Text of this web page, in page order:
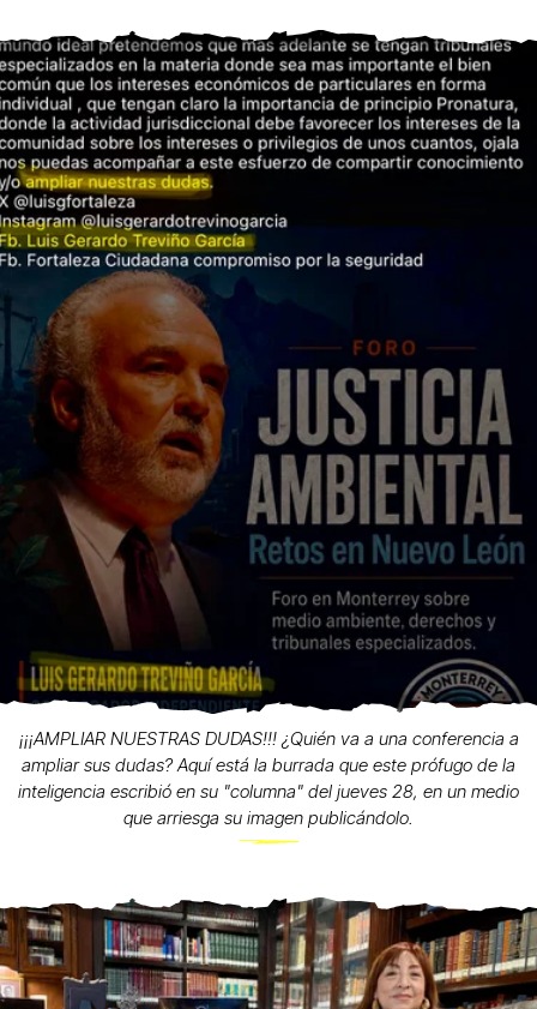
¡¡¡AMPLIAR NUESTRAS DUDAS!!! ¿Quién va a una conferencia a
ampliar sus dudas? Aquí está la burrada que este prófugo de la
inteligencia escribió en su "columna" del jueves 28, en un medio
que arriesga su imagen publicándolo.